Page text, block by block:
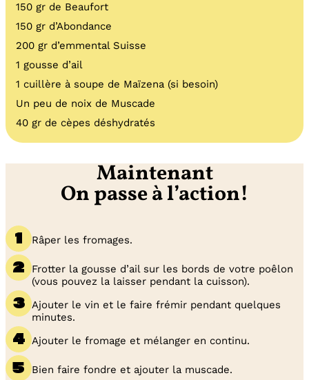
150 gr de Beaufort
150 gr d’Abondance
200 gr d’emmental Suisse
1 gousse d’ail
1 cuillère à soupe de Maïzena (si besoin)
Un peu de noix de Muscade
40 gr de cèpes déshydratés
Maintenant
On passe à l’action!
Râper les fromages.
Frotter la gousse d’ail sur les bords de votre poêlon
(vous pouvez la laisser pendant la cuisson).
Ajouter le vin et le faire frémir pendant quelques
minutes.
Ajouter le fromage et mélanger en continu.
Bien faire fondre et ajouter la muscade.